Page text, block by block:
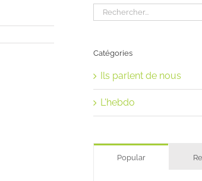
Rechercher:
Catégories
Ils parlent de nous
L'hebdo
Popular